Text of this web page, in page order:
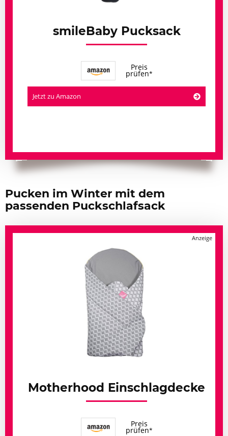
smileBaby Pucksack
Preis
prüfen
Jetzt zu Amazon
Pucken im Winter mit dem
passenden Puckschlafsack
Motherhood Einschlagdecke
Preis
prüfen